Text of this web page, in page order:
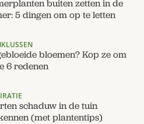
buiten zetten in de
5 dingen om op te letten
bloemen? Kop ze om
6 redenen
schaduw in de tuin
(met plantentips)